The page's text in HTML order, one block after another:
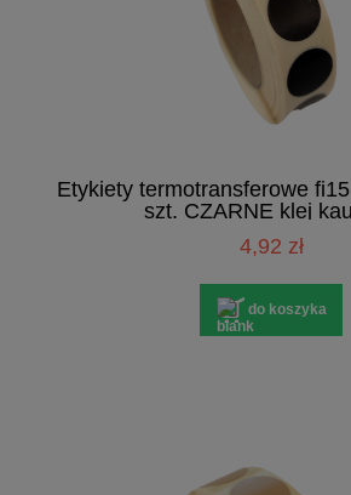
Etykiety termotransferowe
szt. CZARNE klej
4,92 zł
do koszyka